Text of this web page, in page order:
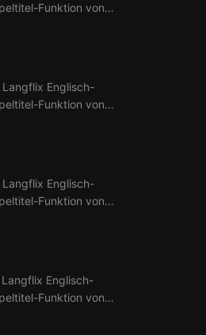
Funktion von
Englisch-
Funktion von
Englisch-
Funktion von
Englisch-
Funktion von